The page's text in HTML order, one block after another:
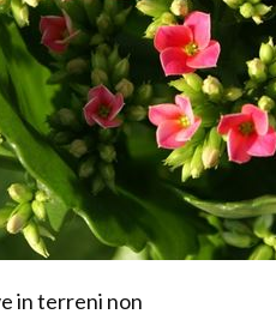
in terreni non